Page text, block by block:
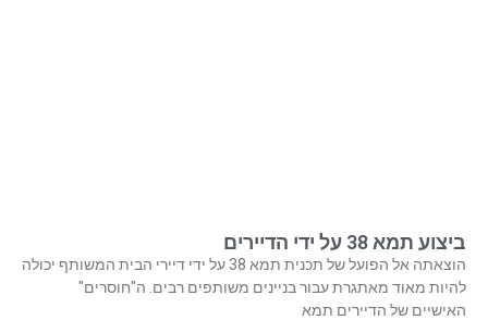
ביצוע תמא 38 על ידי הדיירים
הוצאתה אל הפועל של תכנית תמא 38 על ידי דיירי הבית המשותף יכולה
להיות מאוד מאתגרת עבור בניינים משותפים רבים. ה"חוסרים"
האישיים של הדיירים תמא